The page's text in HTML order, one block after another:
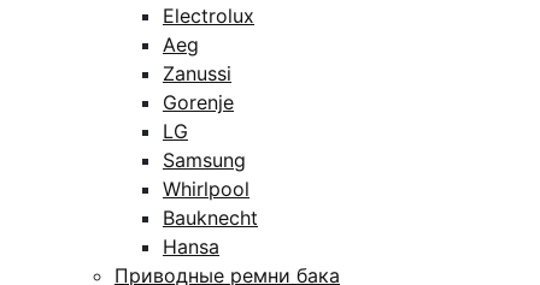
Electrolux
Aeg
Zanussi
Gorenje
LG
Samsung
Whirlpool
Bauknecht
Hansa
Приводные ремни бака